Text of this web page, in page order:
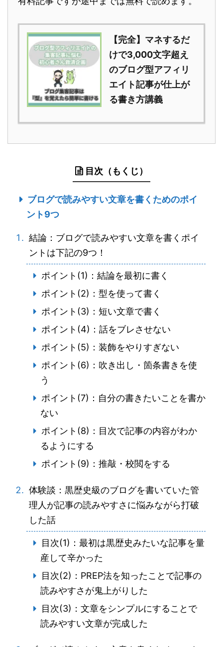
【完全】マネするだ
けで3,000文字超え
のブログ型アフィリ
エイト記事が仕上が
る書き方講義
目次（もくじ）
ブログで読みやすい文章を書くためのポイ
ント9つ
結論：ブログで読みやすい文章を書くポイ
ントは下記の9つ！
ポイント(1)：結論を最初に書く
ポイント(2)：型を使って書く
ポイント(3)：短い文章で書く
ポイント(4)：話をブレさせない
ポイント(5)：装飾をやりすぎない
ポイント(6)：吹き出し・箇条書きを使
う
ポイント(7)：自分の書きたいことを書か
ない
ポイント(8)：目次で記事の内容がわか
るようにする
ポイント(9)：推敲・校閲をする
体験談：黒歴史級のブログを書いていた管
理人が記事の読みやすさに悩みながら打破
した話
目次(1)：最初は黒歴史みたいな記事を量
産して辛かった
目次(2)：PREP法を知ったことで記事の
読みやすさが鬼上がりした
目次(3)：文章をシンプルにすることで
読みやすい文章が完成した